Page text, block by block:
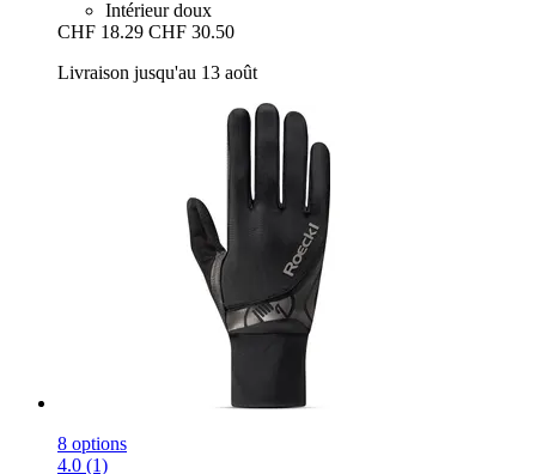
Intérieur doux
CHF 18.29 CHF 30.50
Livraison jusqu'au 13 août
8 options
4.0 (1)